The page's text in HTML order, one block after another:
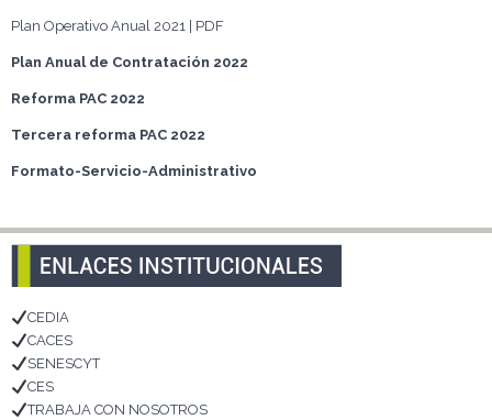
Plan Operativo Anual 2021 | PDF
Plan Anual de Contratación 2022
Reforma PAC 2022
Tercera reforma PAC 2022
Formato-Servicio-Administrativo
CEDIA
CACES
SENESCYT
CES
TRABAJA CON NOSOTROS